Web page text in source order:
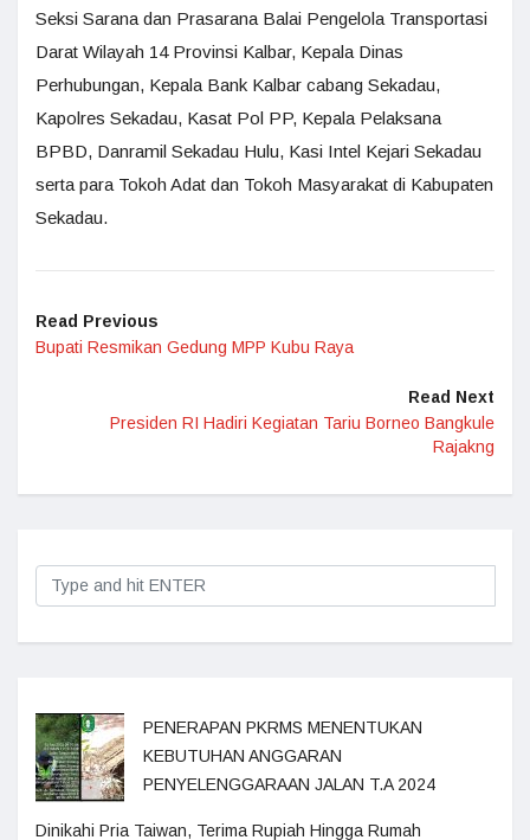
Seksi Sarana dan Prasarana Balai Pengelola Transportasi
Darat Wilayah 14 Provinsi Kalbar, Kepala Dinas
Perhubungan, Kepala Bank Kalbar cabang Sekadau,
Kapolres Sekadau, Kasat Pol PP, Kepala Pelaksana
BPBD, Danramil Sekadau Hulu, Kasi Intel Kejari Sekadau
serta para Tokoh Adat dan Tokoh Masyarakat di Kabupaten
Sekadau.
Read Previous
Bupati Resmikan Gedung MPP Kubu Raya
Read Next
Presiden RI Hadiri Kegiatan Tariu Borneo Bangkule
Rajakng
PENERAPAN PKRMS MENENTUKAN
KEBUTUHAN ANGGARAN
PENYELENGGARAAN JALAN T.A 2024
Dinikahi Pria Taiwan, Terima Rupiah Hingga Rumah